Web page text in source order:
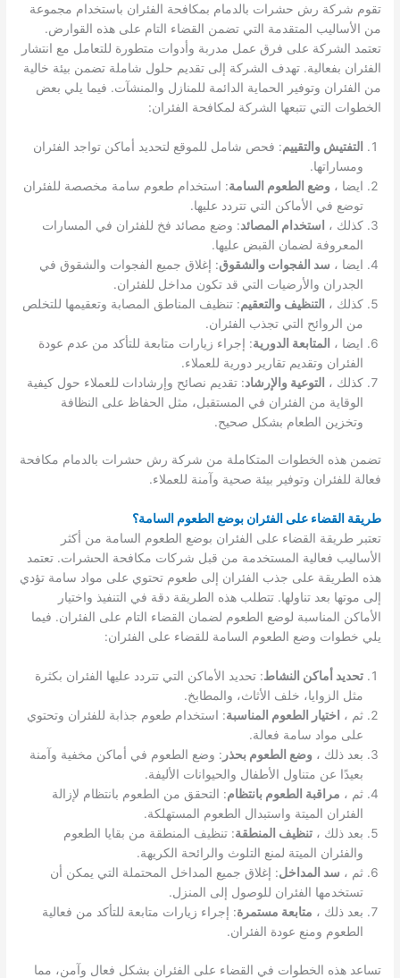
تقوم شركة رش حشرات بالدمام بمكافحة الفئران باستخدام مجموعة
من الأساليب المتقدمة التي تضمن القضاء التام على هذه القوارض.
تعتمد الشركة على فرق عمل مدربة وأدوات متطورة للتعامل مع انتشار
الفئران بفعالية. تهدف الشركة إلى تقديم حلول شاملة تضمن بيئة خالية
من الفئران وتوفير الحماية الدائمة للمنازل والمنشآت. فيما يلي بعض
الخطوات التي تتبعها الشركة لمكافحة الفئران:
التفتيش والتقييم: فحص شامل للموقع لتحديد أماكن تواجد الفئران
ومساراتها.
ايضا ،وضع الطعوم السامة: استخدام طعوم سامة مخصصة للفئران
توضع في الأماكن التي تتردد عليها.
كذلك ،
استخدام المصائد: وضع مصائد فخ للفئران في المسارات
المعروفة لضمان القبض عليها.
ايضا ، سد الفجوات والشقوق: إغلاق جميع الفجوات والشقوق في
الجدران والأرضيات التي قد تكون مداخل للفئران.
كذلك ، التنظيف والتعقيم: تنظيف المناطق المصابة وتعقيمها للتخلص
من الروائح التي تجذب الفئران.
ايضا ، المتابعة الدورية: إجراء زيارات متابعة للتأكد من عدم عودة
الفئران وتقديم تقارير دورية للعملاء.
كذلك ، التوعية والإرشاد: تقديم نصائح وإرشادات للعملاء حول كيفية
الوقاية من الفئران في المستقبل، مثل الحفاظ على النظافة
وتخزين الطعام بشكل صحيح.
تضمن هذه الخطوات المتكاملة من شركة رش حشرات بالدمام مكافحة
فعالة للفئران وتوفير بيئة صحية وآمنة للعملاء.
طريقة القضاء على الفئران بوضع الطعوم السامة؟
تعتبر طريقة القضاء على الفئران بوضع الطعوم السامة من أكثر
الأساليب فعالية المستخدمة من قبل شركات مكافحة الحشرات. تعتمد
هذه الطريقة على جذب الفئران إلى طعوم تحتوي على مواد سامة تؤدي
إلى موتها بعد تناولها. تتطلب هذه الطريقة دقة في التنفيذ واختيار
الأماكن المناسبة لوضع الطعوم لضمان القضاء التام على الفئران. فيما
يلي خطوات وضع الطعوم السامة للقضاء على الفئران:
تحديد أماكن النشاط: تحديد الأماكن التي تتردد عليها الفئران بكثرة
مثل الزوايا، خلف الأثاث، والمطابخ.
ثم ،
اختيار الطعوم المناسبة: استخدام طعوم جذابة للفئران وتحتوي
على مواد سامة فعالة.
بعد ذلك ،وضع الطعوم بحذر : وضع الطعوم في أماكن مخفية وآمنة
بعيدًا عن متناول الأطفال والحيوانات الأليفة.
ثم ، مراقبة الطعوم بانتظام: التحقق من الطعوم بانتظام لإزالة
الفئران الميتة واستبدال الطعوم المستهلكة.
بعد ذلك ،تنظيف المنطقة: تنظيف المنطقة من بقايا الطعوم
والفئران الميتة لمنع التلوث والرائحة الكريهة.
ثم ، سد المداخل: إغلاق جميع المداخل المحتملة التي يمكن أن
تستخدمها الفئران للوصول إلى المنزل.
بعد ذلك ، متابعة مستمرة: إجراء زيارات متابعة للتأكد من فعالية
الطعوم ومنع عودة الفئران.
تساعد هذه الخطوات في القضاء على الفئران بشكل فعال وآمن، مما